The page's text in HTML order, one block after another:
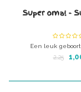
Super oma! -
Een leuk
2,25